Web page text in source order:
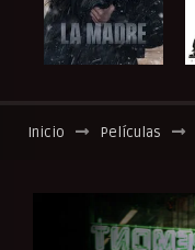
Inicio Películas